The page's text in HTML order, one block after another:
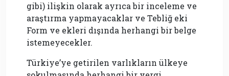
gibi) ilişkin olarak ayrıca bir inceleme ve
araştırma yapmayacaklar ve Tebliğ eki
Form ve ekleri dışında herhangi bir belge
istemeyecekler.
Türkiye’ye getirilen varlıkların ülkeye